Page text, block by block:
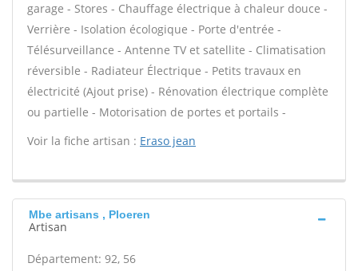
garage - Stores - Chauffage électrique à chaleur douce -
Verrière - Isolation écologique - Porte d'entrée -
Télésurveillance - Antenne TV et satellite - Climatisation
réversible - Radiateur Électrique - Petits travaux en
électricité (Ajout prise) - Rénovation électrique complète
ou partielle - Motorisation de portes et portails -
Voir la fiche artisan : Eraso jean
Mbe artisans , Ploeren
Artisan
Département: 92, 56